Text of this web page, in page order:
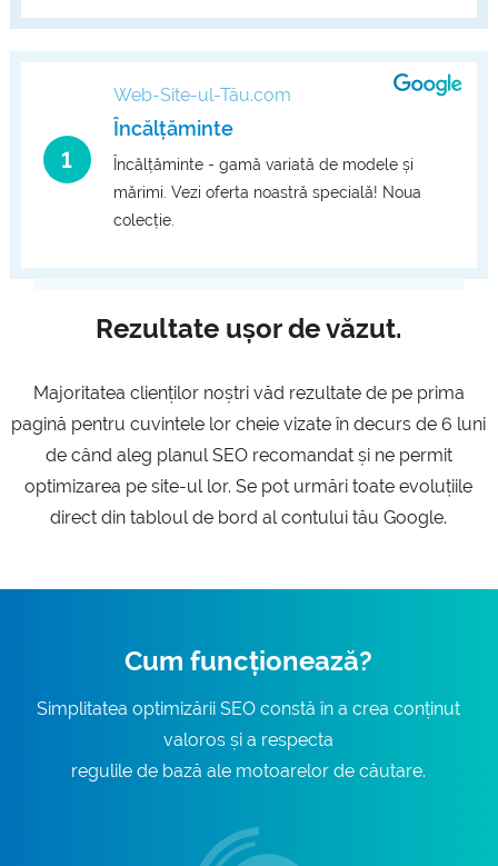
1
Web-Site-ul-Tău.com
Încălțăminte
Încălțăminte - gamă variată de modele și
mărimi. Vezi oferta noastră specială! Noua
colecție.
Rezultate ușor de văzut.
Majoritatea clienților noștri văd rezultate de pe prima
pagină pentru cuvintele lor cheie vizate în decurs de 6 luni
de când aleg planul SEO recomandat și ne permit
optimizarea pe site-ul lor. Se pot urmări toate evoluțiile
direct din tabloul de bord al contului tău Google.
Cum funcționează?
Simplitatea optimizării SEO constă în a crea conținut
valoros și a respecta
regulile de bază ale motoarelor de căutare.